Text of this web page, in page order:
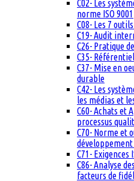
C02- Les
norme ISO 9001
C08- Les 7
C19- Audit
C26- Pratique
C35-
C37- Mise en
durable
C42- Les
les médias et
C60- Achats et
processus
C70- Norme et
C71- Exigences
C86- Analyse
facteurs de